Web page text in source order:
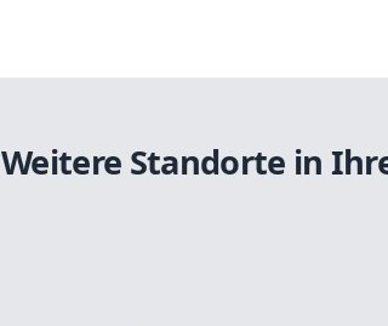
Weitere Standorte in